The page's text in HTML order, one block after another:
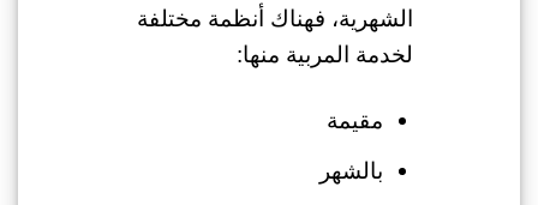
الشهرية، فهناك أنظمة مختلفة
لخدمة المربية منها:
مقيمة
بالشهر